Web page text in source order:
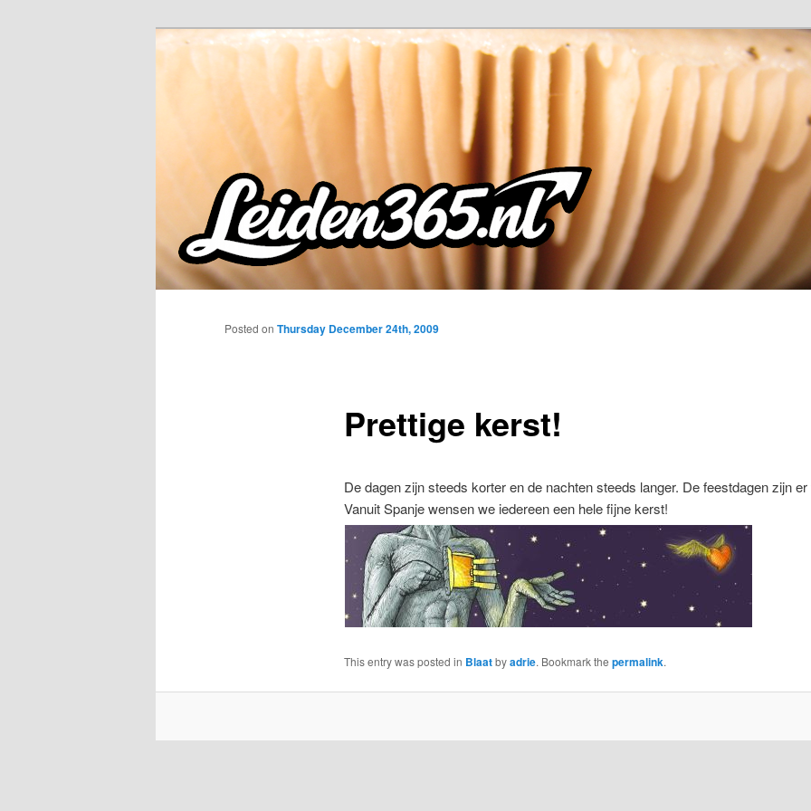
Prettige kerst!
Posted on Thursday December 24th, 2009
De dagen zijn steeds korter en de nachten steeds langer. De feestdagen zijn er
Vanuit Spanje wensen we iedereen een hele fijne kerst!
This entry was posted in Blaatbyadrie. Bookmark the permalink.